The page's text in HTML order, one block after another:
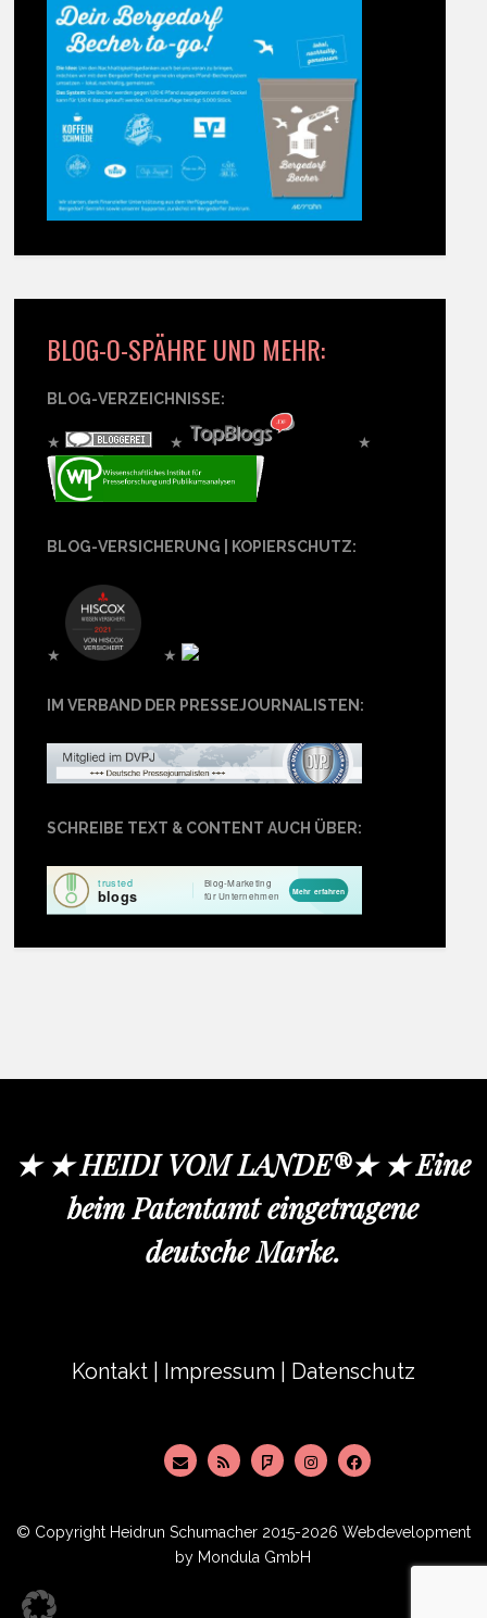
BLOG-O-SPÄHRE UND MEHR:
BLOG-VERZEICHNISSE:
★ ★ ★
BLOG-VERSICHERUNG | KOPIERSCHUTZ:
★ ★
IM VERBAND DER PRESSEJOURNALISTEN:
SCHREIBE TEXT & CONTENT AUCH ÜBER:
★ ★ HEIDI VOM LANDE®★ ★ Eine
beim Patentamt eingetragene
deutsche Marke.
Kontakt Impressum Datenschutz
© Copyright Heidrun Schumacher 2015-2026 Webdevelopment
by Mondula GmbH